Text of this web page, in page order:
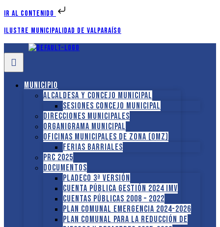
Ir al contenido
Ilustre Municipalidad de Valparaíso
Municipio
Alcaldesa y Concejo Municipal
Sesiones Concejo Municipal
Direcciones municipales
Organigrama Municipal
Oficinas Municipales de Zona (OMZ)
Ferias Barriales
PRC 2025
Documentos
PLADECO 3ª VERSIÓN
CUENTA PÚBLICA GESTIÓN 2024 IMV
Cuentas Públicas 2008 – 2022
PLAN COMUNAL EMERGENCIA 2024-2026
PLAN COMUNAL PARA LA REDUCCIÓN DE